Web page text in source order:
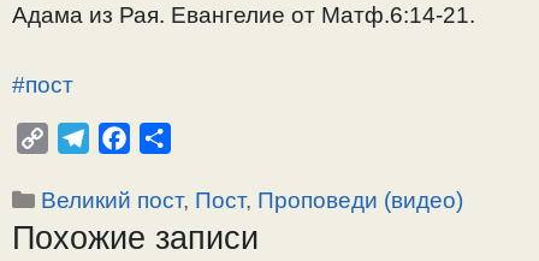
Адама из Рая. Евангелие от Матф.6:14-21.
#пост
p
y
l
e
c
e
п
р
Рубрики
Великий пост, Пост, Проповеди (видео)
Похожие записи